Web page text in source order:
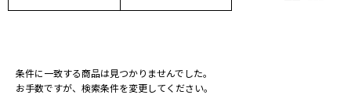
条件に一致する商品は見つかりませんでした。
お手数ですが、検索条件を変更してください。